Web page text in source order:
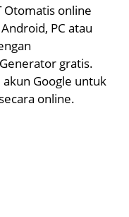
Otomatis online
PC atau
gratis.
Google untuk
online.